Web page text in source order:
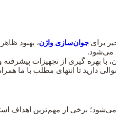
برای جوان‌سازی واژن، بهبود
با بهره گیری از تجهیزات
دارید تا انتهای مطلب با ما
برخی از مهم‌ترین اهداف